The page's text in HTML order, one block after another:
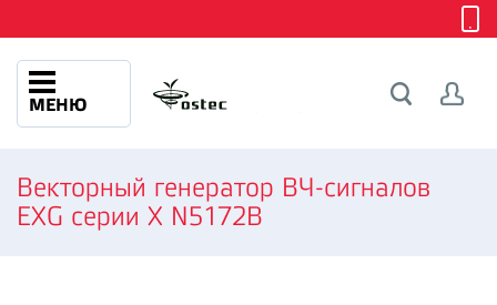
МЕНЮ
Векторный генератор ВЧ-сигналов
EXG серии X N5172B